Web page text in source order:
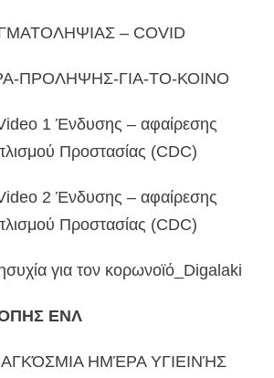
– COVID
ΠΡΟΛΗΨΗΣ-ΓΙΑ-ΤΟ-ΚΟΙΝΟ
1 Ένδυσης – αφαίρεσης
Προστασίας (CDC)
2 Ένδυσης – αφαίρεσης
Προστασίας (CDC)
για τον κορωνοϊό_Digalaki
ΕΝΛ
ΗΜΈΡΑ ΥΓΙΕΙΝΉΣ